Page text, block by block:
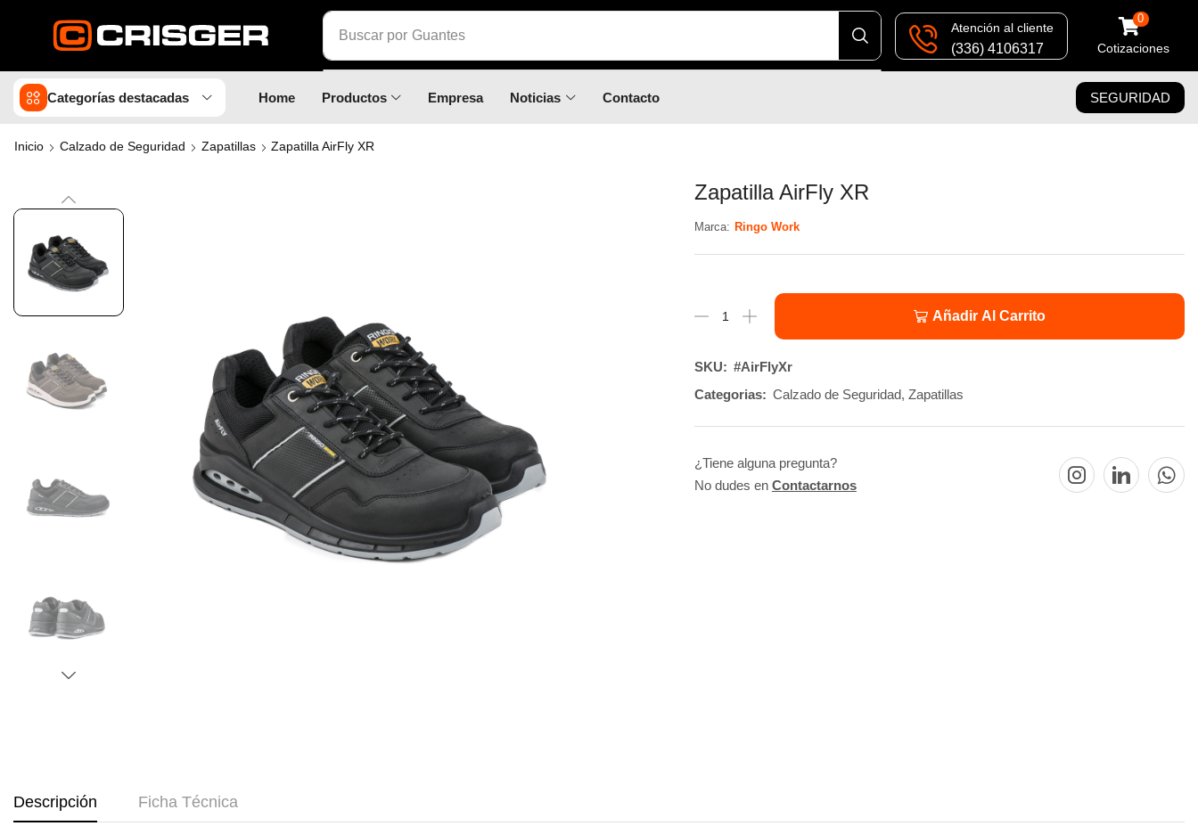
Buscar por Calzado
Atención al cliente
(336) 4106317
0
Cotizaciones
Categorías destacadas Home Productos Empresa Noticias Contacto SEGURIDAD
Inicio Calzado de Seguridad Zapatillas Zapatilla AirFly XR
Zapatilla AirFly XR
Marca: Ringo Work
Añadir Al Carrito
SKU: #AirFlyXr
Categorias: Calzado de Seguridad, Zapatillas
¿Tiene alguna pregunta?
No dudes en Contactarnos
Descripción Ficha Técnica